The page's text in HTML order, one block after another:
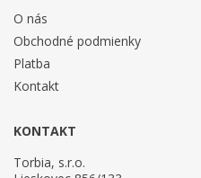
O nás
Obchodné podmienky
Platba
Kontakt
KONTAKT
Torbia, s.r.o.